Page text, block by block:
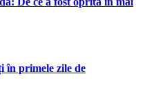
în primele zile de